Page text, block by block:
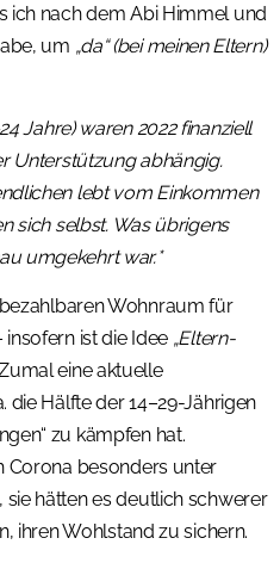
ich nach dem Abi Himmel und
um „da“ (bei meinen Eltern)
Jahre) waren 2022 finanziell
Unterstützung abhängig.
lebt vom Einkommen
sich selbst. Was übrigens
umgekehrt war.*
Wohnraum für
ist die Idee „Eltern-
eine aktuelle
die Hälfte der 14–29-Jährigen
zu kämpfen hat.
Corona besonders unter
sie hätten es deutlich schwerer
ihren Wohlstand zu sichern.